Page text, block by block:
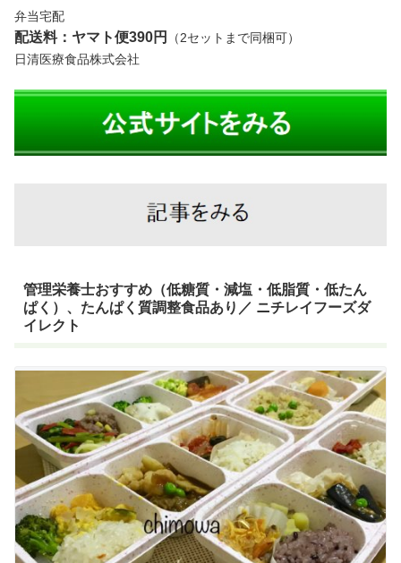
弁当宅配
配送料：ヤマト便390円
（2セットまで同梱可）
日清医療食品株式会社
管理栄養士おすすめ（低糖質・減塩・低脂質・低たん
ぱく）、たんぱく質調整食品あり／ ニチレイフーズダ
イレクト